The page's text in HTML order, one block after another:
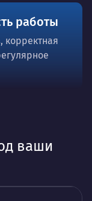
работы
корректная
ваши